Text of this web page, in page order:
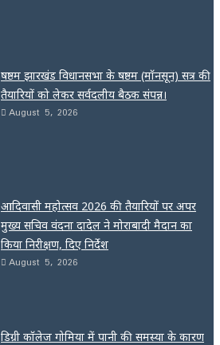
षष्ठम झारखंड विधानसभा के षष्ठम (मॉनसून) सत्र की
तैयारियों को लेकर सर्वदलीय बैठक संपन्न।
August 5, 2026
आदिवासी महोत्सव 2026 की तैयारियों पर अपर
मुख्य सचिव वंदना दादेल ने मोराबादी मैदान का
किया निरीक्षण, दिए निर्देश
August 5, 2026
डिग्री कॉलेज गोमिया में पानी की समस्या के कारण